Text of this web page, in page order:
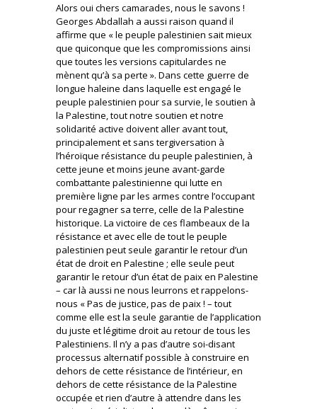
Alors oui chers camarades, nous le savons !
Georges Abdallah a aussi raison quand il
affirme que « le peuple palestinien sait mieux
que quiconque que les compromissions ainsi
que toutes les versions capitulardes ne
mènent qu’à sa perte ». Dans cette guerre de
longue haleine dans laquelle est engagé le
peuple palestinien pour sa survie, le soutien à
la Palestine, tout notre soutien et notre
solidarité active doivent aller avant tout,
principalement et sans tergiversation à
l’héroïque résistance du peuple palestinien, à
cette jeune et moins jeune avant-garde
combattante palestinienne qui lutte en
première ligne par les armes contre l’occupant
pour regagner sa terre, celle de la Palestine
historique. La victoire de ces flambeaux de la
résistance et avec elle de tout le peuple
palestinien peut seule garantir le retour d’un
état de droit en Palestine ; elle seule peut
garantir le retour d’un état de paix en Palestine
– car là aussi ne nous leurrons et rappelons-
nous « Pas de justice, pas de paix ! – tout
comme elle est la seule garantie de l’application
du juste et légitime droit au retour de tous les
Palestiniens. Il n’y a pas d’autre soi-disant
processus alternatif possible à construire en
dehors de cette résistance de l’intérieur, en
dehors de cette résistance de la Palestine
occupée et rien d’autre à attendre dans les